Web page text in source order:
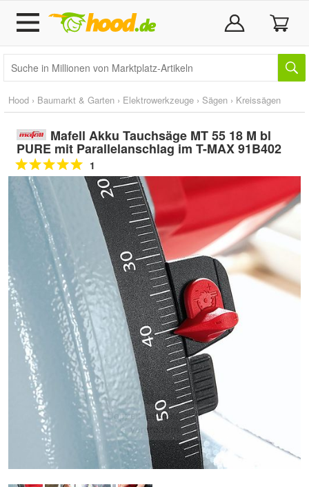
Hood › Baumarkt & Garten › Elektrowerkzeuge › Sägen › Kreissägen
Mafell Akku Tauchsäge MT 55 18 M bl
PURE mit Parallelanschlag im T-MAX 91B402
1
Doppelt antippen zum
vergrößern